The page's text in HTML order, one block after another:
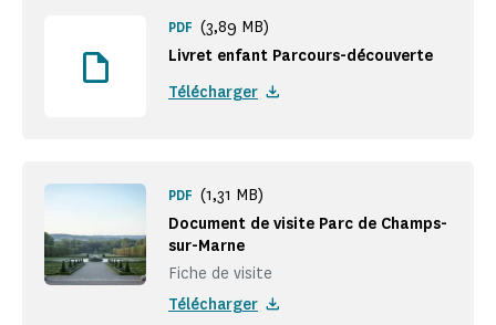
Livret enfant Parcours-découverte
PDF (3,89 MB)
Télécharger
Document de visite Parc de Champs-
sur-Marne
Fiche de visite
PDF (1,31 MB)
Télécharger